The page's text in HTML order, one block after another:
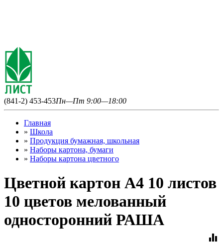
(841-2) 453-453Пн—Пт 9:00—18:00
Главная
» Школа
» Продукция бумажная, школьная
» Наборы картона, бумаги
» Наборы картона цветного
Цветной картон А4 10 листов
10 цветов мелованный
односторонний РАША
equalizer